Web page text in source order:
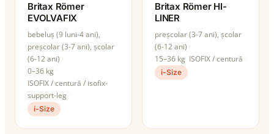
Britax Römer
EVOLVAFIX
bebeluș (9 luni-4 ani),
preșcolar (3-7 ani), școlar
(6-12 ani)
0–36 kg
ISOFIX / centură / isofix-
support-leg
i-Size
Britax Römer HI-
LINER
preșcolar (3-7 ani), școlar
(6-12 ani)
15–36 kg ISOFIX / centură
i-Size